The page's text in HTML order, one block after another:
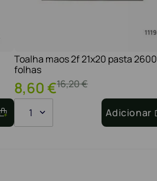
Toalha maos 2f 21x20 pasta 2600
folhas
16,20€
8,60€
1 Adicionar